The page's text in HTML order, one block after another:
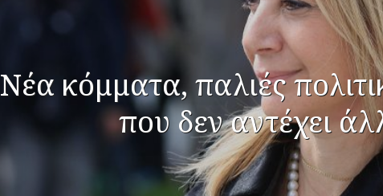
Νέα κόμματα, παλιές
που δεν αντέχει